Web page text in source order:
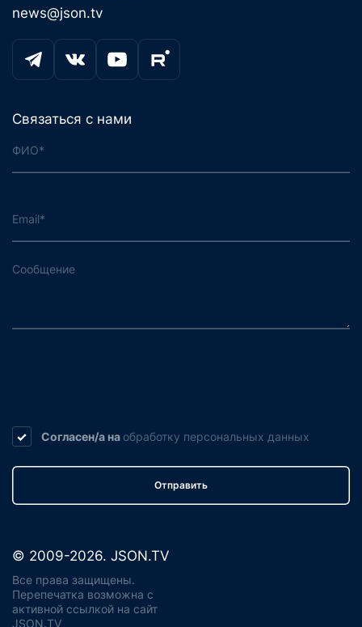
news@json.tv
Связаться с нами
Согласен/а на обработку персональных данных
Отправить
© 2009-2026. JSON.TV
Все права защищены.
Перепечатка возможна с
активной ссылкой на сайт
JSON.TV